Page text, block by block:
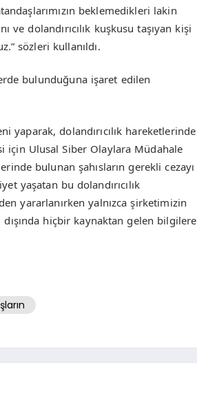
beklemedikleri lakin
dolandırıcılık kuşkusu taşıyan kişi
sözleri kullanıldı.
bulunduğuna işaret edilen
dolandırıcılık hareketlerinde
için Ulusal Siber Olaylara Müdahale
bulunan şahısların gerekli cezayı
yaşatan bu dolandırıcılık
yararlanırken yalnızca şirketimizin
hiçbir kaynaktan gelen bilgilere